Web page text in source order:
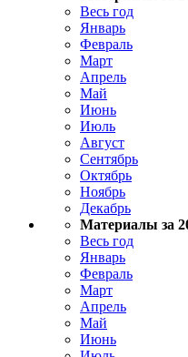
Весь год
Январь
Февраль
Март
Апрель
Май
Июнь
Июль
Август
Сентябрь
Октябрь
Ноябрь
Декабрь
Материалы за
Весь год
Январь
Февраль
Март
Апрель
Май
Июнь